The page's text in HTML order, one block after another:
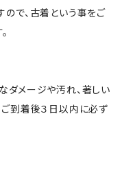
で、古着という事をご
ダメージや汚れ、著しい
ご到着後３日以内に必ず